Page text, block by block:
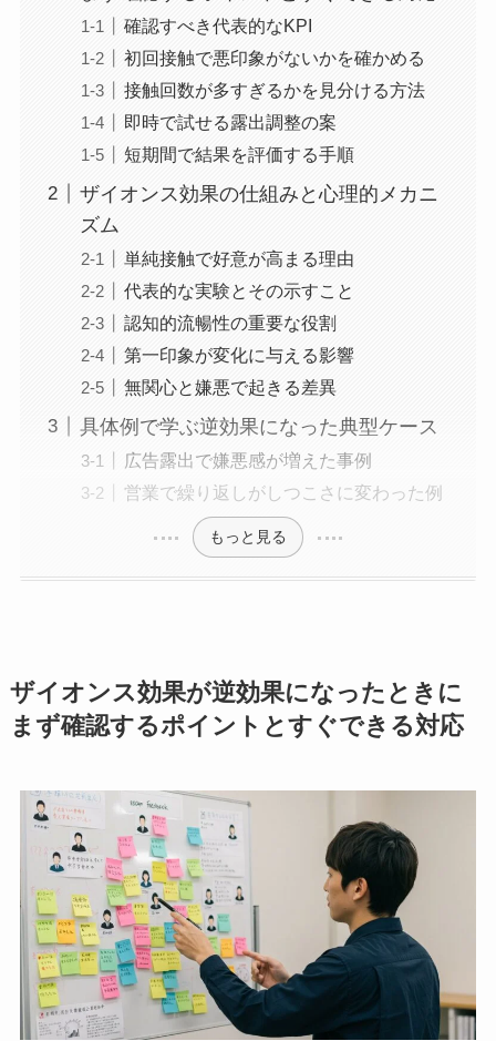
確認すべき代表的なKPI
初回接触で悪印象がないかを確かめる
接触回数が多すぎるかを見分ける方法
即時で試せる露出調整の案
短期間で結果を評価する手順
ザイオンス効果の仕組みと心理的メカニ
ズム
単純接触で好意が高まる理由
代表的な実験とその示すこと
認知的流暢性の重要な役割
第一印象が変化に与える影響
無関心と嫌悪で起きる差異
具体例で学ぶ逆効果になった典型ケース
広告露出で嫌悪感が増えた事例
営業で繰り返しがしつこさに変わった例
もっと見る
ザイオンス効果が逆効果になったときに
まず確認するポイントとすぐできる対応